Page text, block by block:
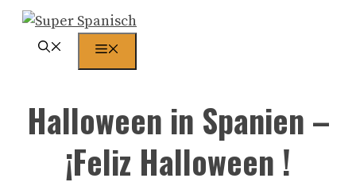
Zum
Inhalt
Halloween in Spanien –
¡Feliz Halloween !